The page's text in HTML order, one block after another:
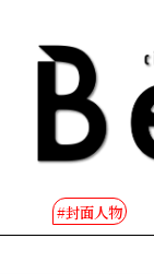
#封面人物